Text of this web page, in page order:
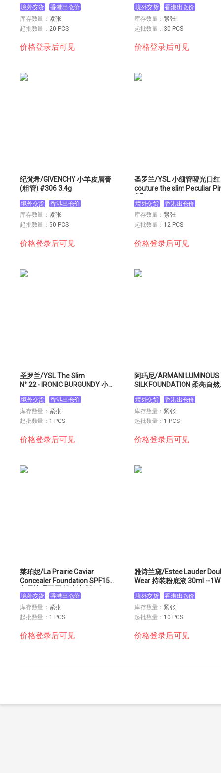
境外交货
香港出仓价
库存数量： 紧张
起批数量： 20 PCS
价格登录后可见
境外交货
香港出仓价
库存数量： 紧张
起批数量： 30 PCS
价格登录后可见
纪梵希/GIVENCHY 小羊皮唇膏
(粗管) #306 3.4g
境外交货
香港出仓价
库存数量： 紧张
起批数量： 50 PCS
价格登录后可见
圣罗兰/YSL 小细管哑光口红
couture the slim Peculiar
#5
境外交货
香港出仓价
库存数量： 紧张
起批数量： 12 PCS
价格登录后可见
圣罗兰/YSL The Slim
N° 22 - IRONIC BURGUNDY 小
境外交货
香港出仓价
库存数量： 紧张
起批数量： 1 PCS
价格登录后可见
阿玛尼/ARMANI LUMINOUS
SILK FOUNDATION 柔亮自
境外交货
香港出仓价
库存数量： 紧张
起批数量： 1 PCS
价格登录后可见
莱珀妮/La Prairie Caviar
Concealer Foundation SPF15
鱼子遮瑕两用 粉底液 30ml
HONEY BEIGE
境外交货
香港出仓价
库存数量： 紧张
起批数量： 1 PCS
价格登录后可见
雅诗兰黛/Estee Lauder
Wear 持装粉底液 30ml --
境外交货
香港出仓价
库存数量： 紧张
起批数量： 10 PCS
价格登录后可见